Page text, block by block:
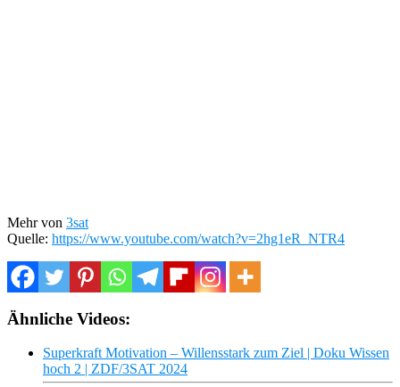
Mehr von 3sat
Quelle: https://www.youtube.com/watch?v=2hg1eR_NTR4
Ähnliche Videos:
Superkraft Motivation – Willensstark zum Ziel | Doku Wissen
hoch 2 | ZDF/3SAT 2024